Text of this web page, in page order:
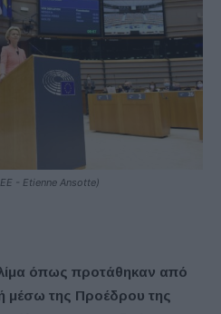
- Etienne Ansotte)
όπως προτάθηκαν από
μέσω της Προέδρου της